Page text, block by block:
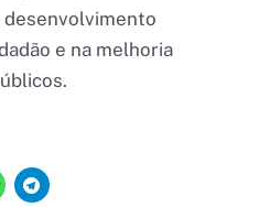
desenvolvimento
e na melhoria